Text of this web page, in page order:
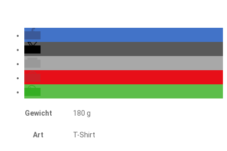
Gewicht 180 g
Art T-Shirt